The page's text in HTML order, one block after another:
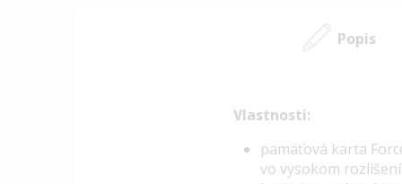
Popis
Vlastnosti:
pamäťová karta
vo vysokom